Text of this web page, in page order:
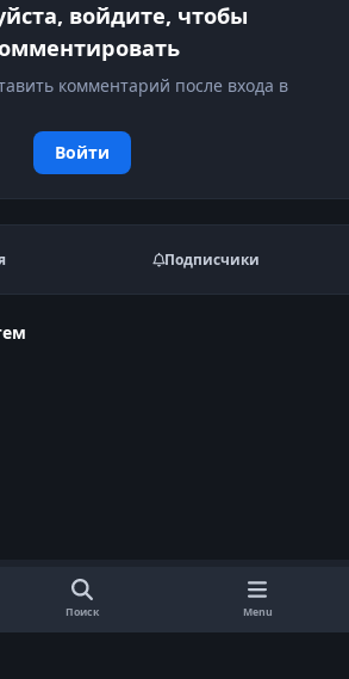
войдите, чтобы
комментарий после входа в
Войти
Подписчики
Cookie-файлы
Договор оферты
Поиск Menu